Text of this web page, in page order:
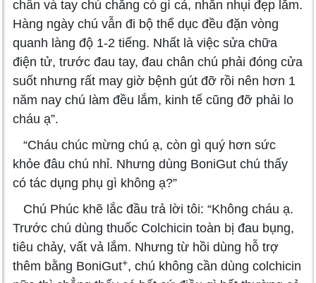
chân và tay chú chẳng có gì cả, nhẵn nhụi đẹp lắm.
Hàng ngày chú vẫn đi bộ thể dục đều đặn vòng
quanh làng độ 1-2 tiếng. Nhất là việc sửa chữa
điện tử, trước đau tay, đau chân chú phải đóng cửa
suốt nhưng rất may giờ bệnh gút đỡ rồi nên hơn 1
năm nay chú làm đều lắm, kinh tế cũng đỡ phải lo
cháu ạ”.
“Cháu chúc mừng chú ạ, còn gì quý hơn sức
khỏe đâu chú nhỉ. Nhưng dùng BoniGut chú thấy
có tác dụng phụ gì không ạ?”
Chú Phúc khẽ lắc đầu trả lời tôi: “Không cháu ạ.
Trước chú dùng thuốc Colchicin toàn bị đau bụng,
tiêu chảy, vất vả lắm. Nhưng từ hồi dùng hỗ trợ
thêm bằng BoniGut+, chú không cần dùng colchicin